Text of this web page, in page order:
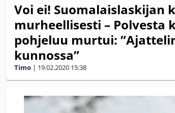
Voi ei! Suomalaislaskijan
murheellisesti – Polvesta
pohjeluu murtui:
kunnossa”
Timo | 19.02.2020 15:38